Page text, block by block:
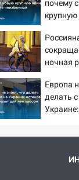
гранату:
12:34
и шквал
12:31
из Европы
12:20
В
пострадал
Где
августа:
почему
ночная
Европа
делать